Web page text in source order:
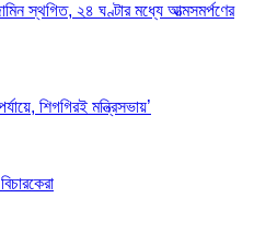
স্থগিত, ২৪ ঘণ্টার মধ্যে আত্মসমর্পণের
শিগগিরই মন্ত্রিসভায়’